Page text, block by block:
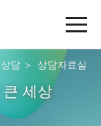
상담 상담자료실
세상